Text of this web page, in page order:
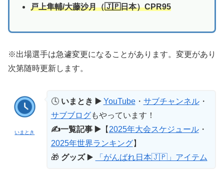
戸上隼輔/大藤沙月（🇯🇵日本）CPR95
※出場選手は急遽変更になることがあります。変更があり
次第随時更新します。
いまとき
🕓いまとき ▶️ YouTube・ サブチャンネル・
サブブログもやっています！
✍️一覧記事 ▶️【 2025年大会スケジュール・
2025年世界ランキング】
🎁 グッズ▶️ 「がんばれ日本🇯🇵」アイテム